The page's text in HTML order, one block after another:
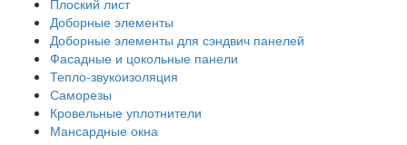
Плоский лист
Доборные элементы
Доборные элементы для сэндвич панелей
Фасадные и цокольные панели
Тепло-звукоизоляция
Саморезы
Кровельные уплотнители
Мансардные окна